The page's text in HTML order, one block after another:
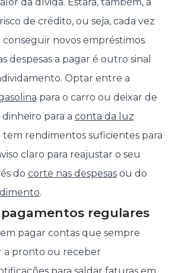
de crédito, ou seja, cada vez
conseguir novos empréstimos.
despesas a pagar é outro sinal
Optar entre a
para o carro ou deixar de
para a conta da luz
tem rendimentos suficientes para
claro para reajustar o seu
do corte nas despesasou do
.
regulares
pagar contas que sempre
a pronto ou receber